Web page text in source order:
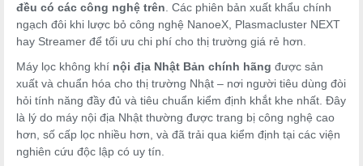
đều có các công nghệ trên . Các phiên bản xuất khẩu chính
ngạch đôi khi lược bỏ công nghệ NanoeX, Plasmacluster NEXT
hay Streamer để tối ưu chi phí cho thị trường giá rẻ hơn.
Máy lọc không khí nội địa Nhật Bản chính hãng được sản
xuất và chuẩn hóa cho thị trường Nhật – nơi người tiêu dùng đòi
hỏi tính năng đầy đủ và tiêu chuẩn kiểm định khắt khe nhất. Đây
là lý do máy nội địa Nhật thường được trang bị công nghệ cao
hơn, số cấp lọc nhiều hơn, và đã trải qua kiểm định tại các viện
nghiên cứu độc lập có uy tín.